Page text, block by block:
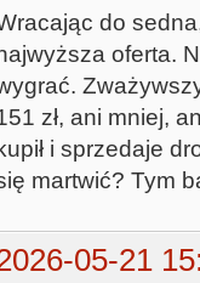
do
oferta.
zł, ani mniej,
i sprzedaje
martwić? Tym
05-21